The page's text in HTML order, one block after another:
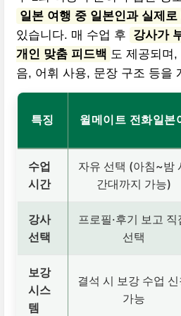
일본 여행 중 일본인과 실제로
있습니다. 매 수업 후
강사가
개인 맞춤 피드백 도 제공되며
음, 어휘 사용, 문장 구조 등을
특징 윌메이트 전화일본
수업
시간
자유 선택 (아침~밤
간대까지 가능)
강사
선택
프로필·후기 보고 직
선택
보강
시스
템
결석 시 보강 수업 신
가능